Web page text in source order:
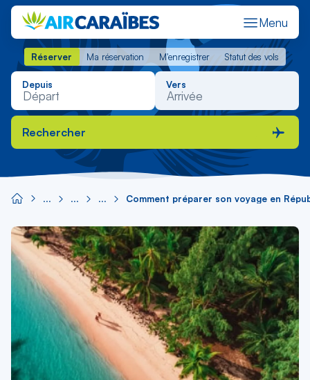
Menu
Réserver Ma réservation M'enregistrer Statut des vols
Réserver Ma réservation M'enregistrer Statut des vols
Depuis Vers
Rechercher
Comment préparer son voyage en
Image
principale